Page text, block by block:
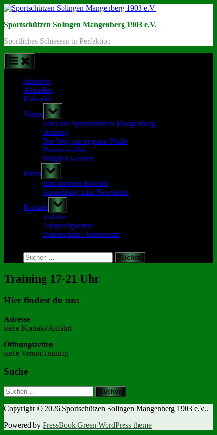
Skip
content
Sportschützen Solingen Mangenberg 1903 e.V.
Sportliches Schiessen in Perfektion
Startseite
Aktuelles
Kalender
Verein
Toggle
sub-
menu
Über die Sportschützen Mangenberg
Training
Der Weg zur eigenen Waffe
Vereinswaffen
Mitglied werden
Intern
Toggle
sub-
menu
zum internen Bereich
Anmeldung zum Newsletter
Kontakt
Toggle
sub-
menu
Anfahrt
Ansprechpartner
Datenschutz / Impressum
search
form
Suchen
nach:
Training 17-21 Uhr
Hier findest du uns
Adresse
siehe Kontakt/Anfahrt
Öffnungszeiten
siehe Verein/Training
Suche
Suchen
nach:
Copyright © 2026 Sportschützen Solingen Mangenberg 1903 e.V..
Powered by PressBook Green WordPress theme